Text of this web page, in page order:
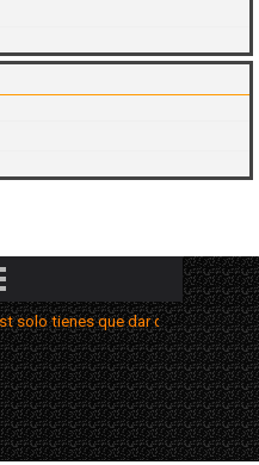
menú
tienes que dar clic con el